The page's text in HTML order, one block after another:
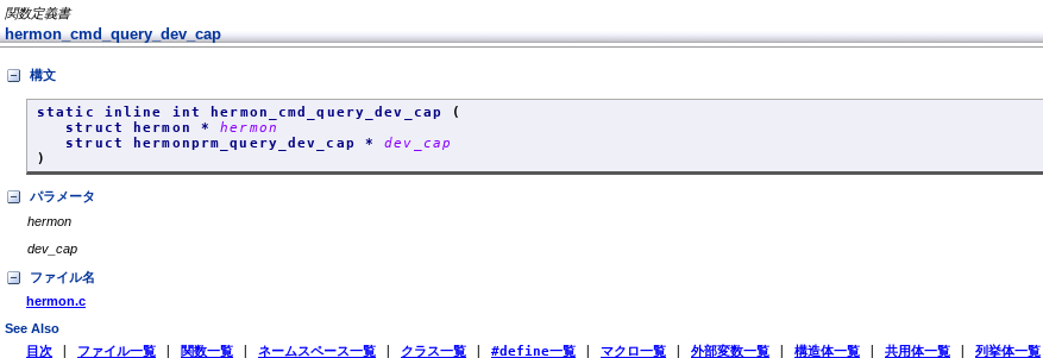
関数定義書
hermon_cmd_query_dev_cap
構文
static inline int hermon_cmd_query_dev_cap
(
struct hermon *hermon
struct hermonprm_query_dev_cap *dev_cap
)
パラメータ
hermon
dev_cap
ファイル名
hermon.c
See Also
目次 ファイル一覧 関数一覧 ネームスペース一覧 クラス一覧 #define一覧 マクロ一覧 外部変数一覧 構造体一覧 共用体一覧 列挙体一覧